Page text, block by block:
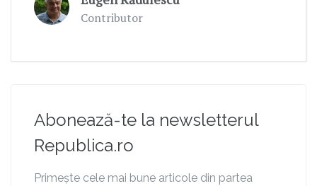
Contributor
Abonează-te la newsletterul
Republica.ro
Primește cele mai bune articole din partea